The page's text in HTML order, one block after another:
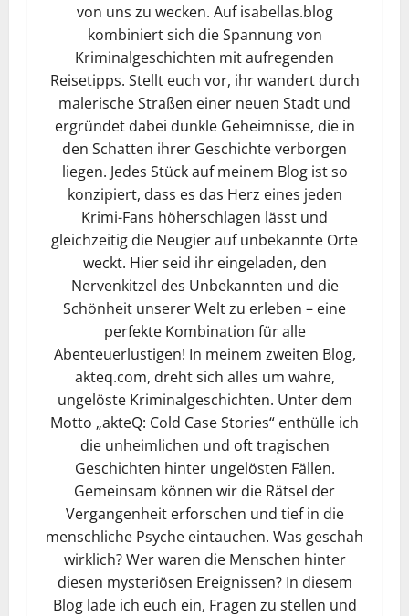
von uns zu wecken. Auf isabellas.blog
kombiniert sich die Spannung von
Kriminalgeschichten mit aufregenden
Reisetipps. Stellt euch vor, ihr wandert durch
malerische Straßen einer neuen Stadt und
ergründet dabei dunkle Geheimnisse, die in
den Schatten ihrer Geschichte verborgen
liegen. Jedes Stück auf meinem Blog ist so
konzipiert, dass es das Herz eines jeden
Krimi-Fans höherschlagen lässt und
gleichzeitig die Neugier auf unbekannte Orte
weckt. Hier seid ihr eingeladen, den
Nervenkitzel des Unbekannten und die
Schönheit unserer Welt zu erleben – eine
perfekte Kombination für alle
Abenteuerlustigen! In meinem zweiten Blog,
akteq.com, dreht sich alles um wahre,
ungelöste Kriminalgeschichten. Unter dem
Motto „akteQ: Cold Case Stories“ enthülle ich
die unheimlichen und oft tragischen
Geschichten hinter ungelösten Fällen.
Gemeinsam können wir die Rätsel der
Vergangenheit erforschen und tief in die
menschliche Psyche eintauchen. Was geschah
wirklich? Wer waren die Menschen hinter
diesen mysteriösen Ereignissen? In diesem
Blog lade ich euch ein, Fragen zu stellen und